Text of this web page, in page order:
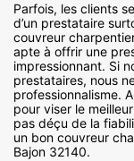
Parfois, les clients
d’un prestataire
couvreur
apte à offrir une
impressionnant. Si
prestataires, nous
professionnalisme.
pour viser le
pas déçu de la
un bon couvreur
Bajon 32140.